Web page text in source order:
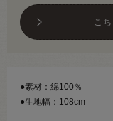
こ
●素材：綿100％
●生地幅：108cm